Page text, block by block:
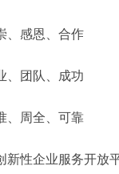
、感恩、合作
、团队、成功
、周全、可靠
新性企业服务开放